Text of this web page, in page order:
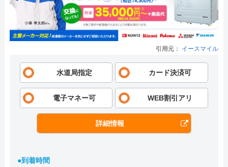
引用元： イースマイル
水道局指定 カード決済可
電子マネー可 WEB割引アリ
詳細情報
●到着時間